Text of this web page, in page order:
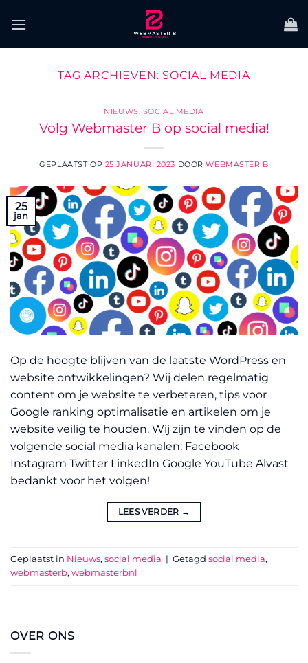
naar
TAG ARCHIEVEN: SOCIAL MEDIA
NIEUWS, SOCIAL MEDIA
Volg Webmaster B op social media!
GEPLAATST OP 25 JANUARI 2023 DOORWEBMASTER B
25
jan
Op de hoogte blijven van de laatste WordPress en
website ontwikkelingen? Wij delen regelmatig
content om je website te verbeteren, tips voor
Google ranking optimalisatie en artikelen om je
website veilig te houden. Wij zijn te vinden op de
volgende social media kanalen: Facebook
Instagram Twitter LinkedIn Google YouTube Alvast
bedankt voor het volgen!
LEES VERDER →
Geplaatst in Nieuws, social media | Getagd social media,
webmasterb, webmasterbnl
OVER ONS